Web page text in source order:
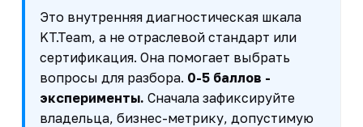
Это внутренняя диагностическая шкала
KT.Team, а не отраслевой стандарт или
сертификация. Она помогает выбрать
вопросы для разбора. 0-5 баллов -
эксперименты. Сначала зафиксируйте
владельца, бизнес-метрику, допустимую